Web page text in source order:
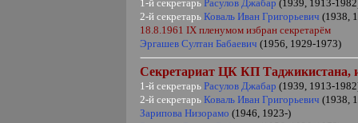
1-й секретарь Расулов Джабар (1939, 1913-
2-й секретарь Коваль Иван Григорьевич (1938,
18.8.1961IX пленумом избран секретарём
Эргашев Султан Бабаевич (1956, 1929-1973)
Секретариат ЦК КП Таджикистана,
1-й секретарь Расулов Джабар (1939, 1913-
2-й секретарь Коваль Иван Григорьевич (1938,
Зарипова Низорамо (1946, 1923-)